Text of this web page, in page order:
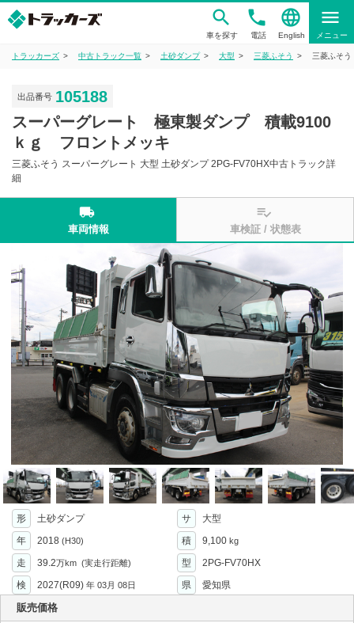
車を探す
phone
電話
language
English
menu
メニュー
トラッカーズ 中古トラック一覧 土砂ダンプ 大型 三菱ふそう 三菱ふそ
出品番号 105188
スーパーグレート 極東製ダンプ 積載9100
ｋｇ フロントメッキ
三菱ふそう スーパーグレート 大型 土砂ダンプ 2PG-FV70HX中古トラック詳
細
local_shipping
車両情報
playlist_add_check
車検証 / 状態表
形 土砂ダンプ サ
大型
年
2018 (H30) 積 9,100 kg
走 39.2万km (実走行距離) 型
2PG-FV70HX
検
2027(R09) 年 03月 08日 県 愛知県
販売価格